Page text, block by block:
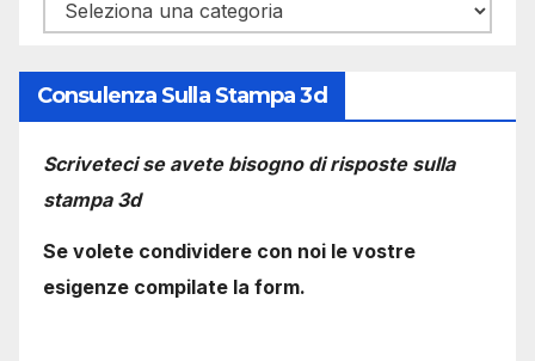
Consulenza Sulla Stampa 3d
Scriveteci se avete bisogno di risposte sulla
stampa 3d
Se volete condividere con noi le vostre
esigenze compilate la form.